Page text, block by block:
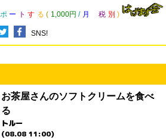
ポ ー ト す る ( 1,000円 / 月 税 別 )
SNS!
お茶屋さんのソフトクリームを食べ
る
トルー
(08.08 11:00)